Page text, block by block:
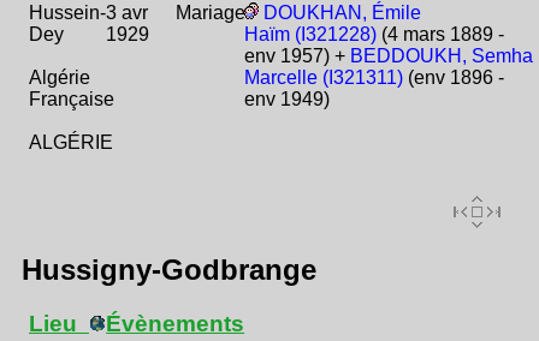
Hussein-
Dey
Algérie
Française
ALGÉRIE
3 avr
1929
Mariage
DOUKHAN, Émile
Haïm (I321228) (4 mars 1889 -
env 1957) + BEDDOUKH, Semha
Marcelle (I321311) (env 1896 -
env 1949)
Hussigny-Godbrange
Lieu Évènements